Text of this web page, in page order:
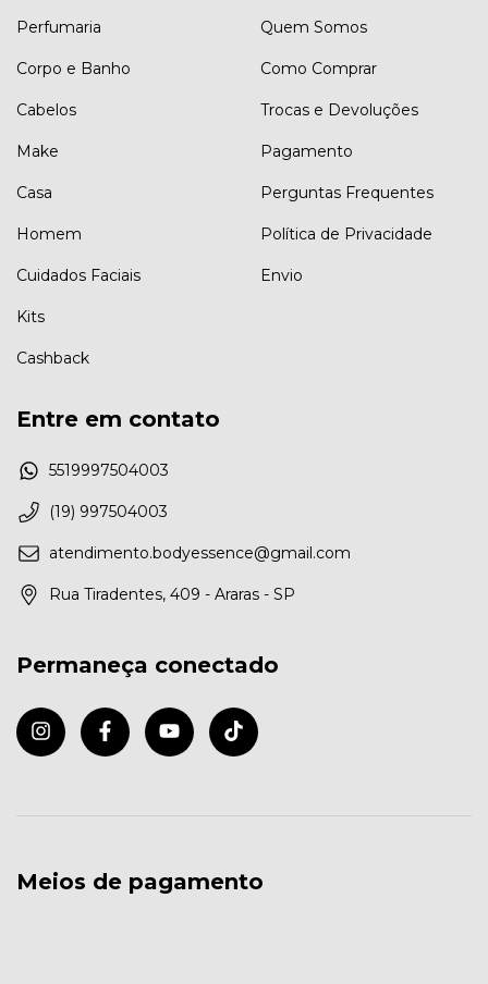
Perfumaria
Corpo e Banho
Cabelos
Make
Casa
Homem
Cuidados Faciais
Kits
Cashback
Quem Somos
Como Comprar
Trocas e Devoluções
Pagamento
Perguntas Frequentes
Política de Privacidade
Envio
Entre em contato
5519997504003
(19) 997504003
atendimento.bodyessence@gmail.com
Rua Tiradentes, 409 - Araras - SP
Permaneça conectado
Meios de pagamento